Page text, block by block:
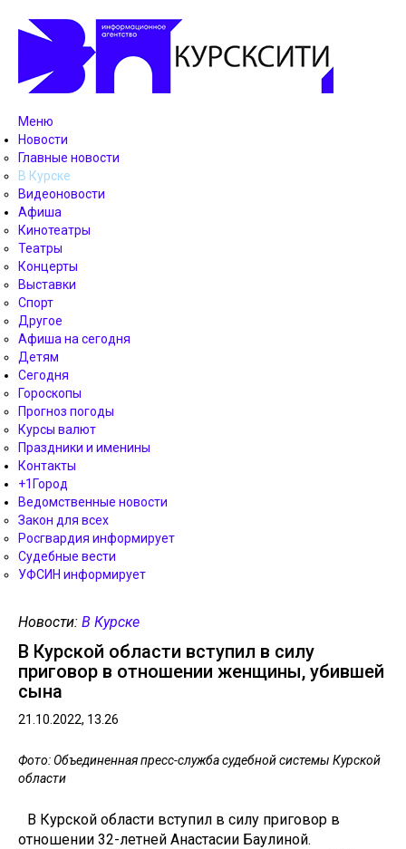
Меню
Новости
Главные новости
В Курске
Видеоновости
Афиша
Кинотеатры
Театры
Концерты
Выставки
Спорт
Другое
Афиша на сегодня
Детям
Сегодня
Гороскопы
Прогноз погоды
Курсы валют
Праздники и именины
Контакты
+1Город
Ведомственные новости
Закон для всех
Росгвардия информирует
Судебные вести
УФСИН информирует
Новости: В Курске
В Курской области вступил в силу
приговор в отношении женщины, убившей
сына
21.10.2022, 13.26
Фото: Объединенная пресс-служба судебной системы Курской
области
В Курской области вступил в силу приговор в
отношении 32-летней Анастасии Баулиной.